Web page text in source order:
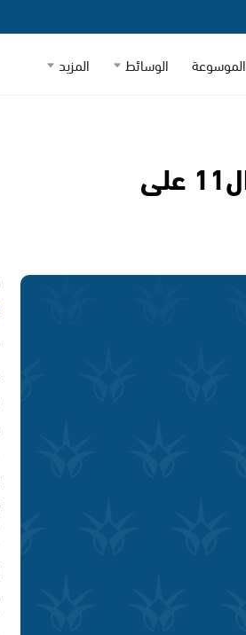
الموسوعة الوسائط المزيد
تمديد أمر منع سفر د. سليمان اغبارية للمرة ال11 على